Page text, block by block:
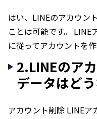
はい、LINEのアカウン
ことは可能です。 LINE
に従ってアカウントを作
2.LINEのア
データはど
アカウント削除 LINEア